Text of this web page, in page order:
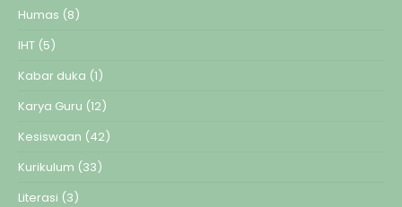
Humas (8)
IHT (5)
Kabar duka (1)
Karya Guru (12)
Kesiswaan (42)
Kurikulum (33)
Literasi (3)